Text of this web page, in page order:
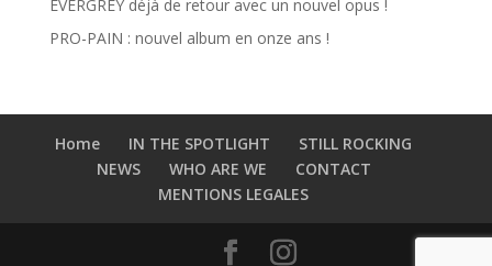
EVERGREY déjà de retour avec un nouvel opus !
PRO-PAIN : nouvel album en onze ans !
Home IN THE SPOTLIGHT
STILL ROCKING
NEWS
WHO ARE WE
CONTACT
MENTIONS LEGALES